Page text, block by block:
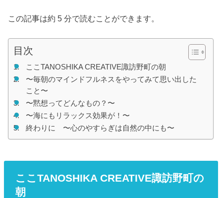
この記事は約 5 分で読むことができます。
目次
ここTANOSHIKA CREATIVE諏訪野町の朝
〜毎朝のマインドフルネスをやってみて思い出した
こと〜
〜黙想ってどんなもの？〜
〜海にもリラックス効果が！〜
終わりに 〜心のやすらぎは自然の中にも〜
ここTANOSHIKA CREATIVE諏訪野町の
朝